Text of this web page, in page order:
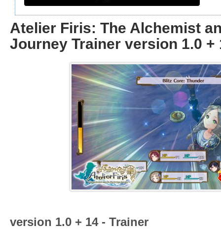
Atelier Firis: The Alchemist
Journey Trainer version 1.0 +
version 1.0 + 14 - Trainer